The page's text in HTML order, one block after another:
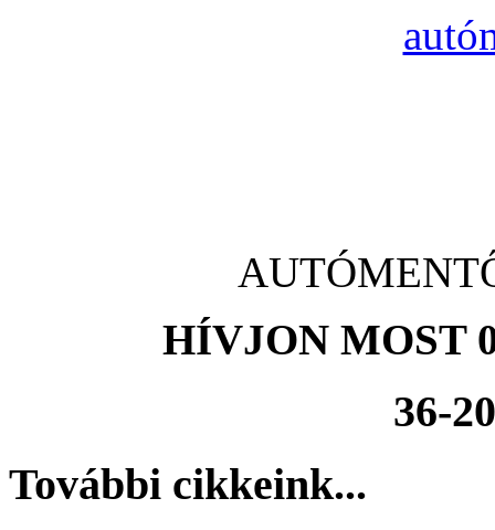
HÍVJON MOST
36-
További cikkeink...